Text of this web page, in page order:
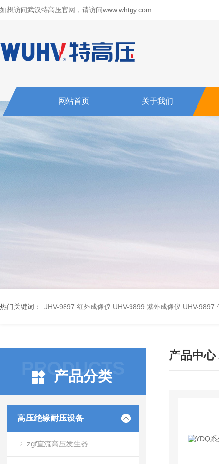
如想访问武汉特高压官网，请访问www.whtgy.com
网站首页 关于我们
热门关键词： UHV-9897 红外成像仪 UHV-9899 紫外成像仪 UHV-9897
PRODUCTS
产品分类
高压绝缘耐压设备
zgf直流高压发生器
产品中心